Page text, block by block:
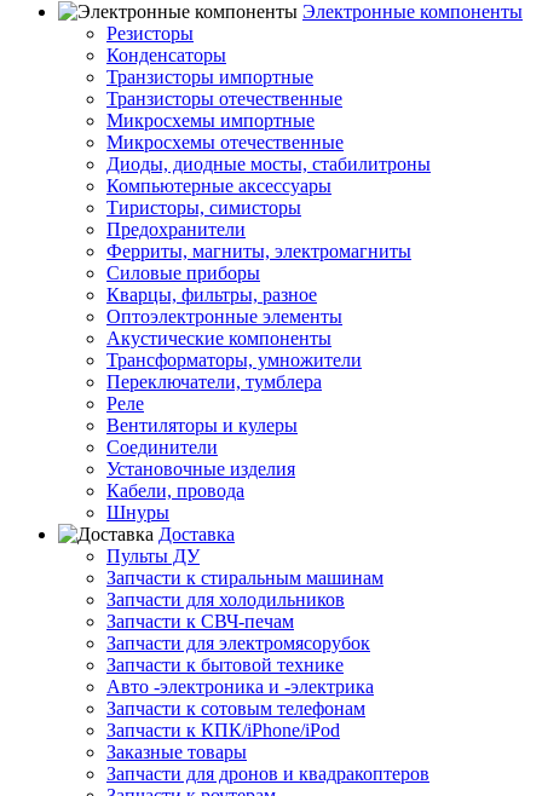
Электронные компоненты
Резисторы
Конденсаторы
Транзисторы импортные
Транзисторы отечественные
Микросхемы импортные
Микросхемы отечественные
Диоды, диодные мосты, стабилитроны
Компьютерные аксессуары
Тиристоры, симисторы
Предохранители
Ферриты, магниты, электромагниты
Силовые приборы
Кварцы, фильтры, разное
Оптоэлектронные элементы
Акустические компоненты
Трансформаторы, умножители
Переключатели, тумблера
Реле
Вентиляторы и кулеры
Соединители
Установочные изделия
Кабели, провода
Шнуры
Доставка
Пульты ДУ
Запчасти к стиральным машинам
Запчасти для холодильников
Запчасти к СВЧ-печам
Запчасти для электромясорубок
Запчасти к бытовой технике
Авто -электроника и -электрика
Запчасти к сотовым телефонам
Запчасти к КПК/iPhone/iPod
Заказные товары
Запчасти для дронов и квадракоптеров